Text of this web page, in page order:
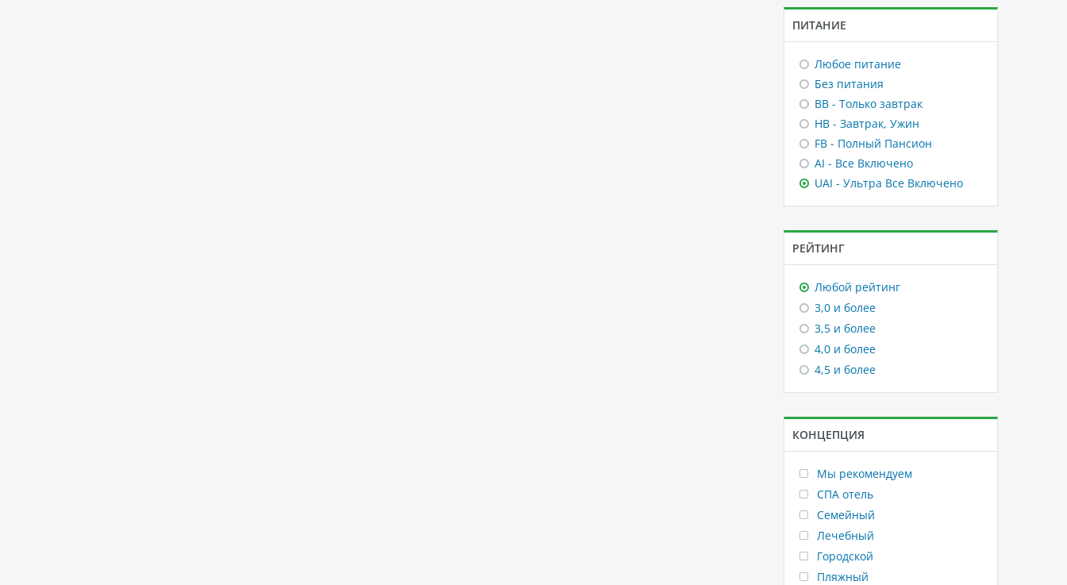
ПИТАНИЕ
Любое питание
Без питания
BB - Только завтрак
HB - Завтрак, Ужин
FB - Полный Пансион
AI - Все Включено
UAI - Ультра Все Включено
РЕЙТИНГ
Любой рейтинг
3,0 и более
3,5 и более
4,0 и более
4,5 и более
КОНЦЕПЦИЯ
Мы рекомендуем
СПА отель
Семейный
Лечебный
Городской
Пляжный